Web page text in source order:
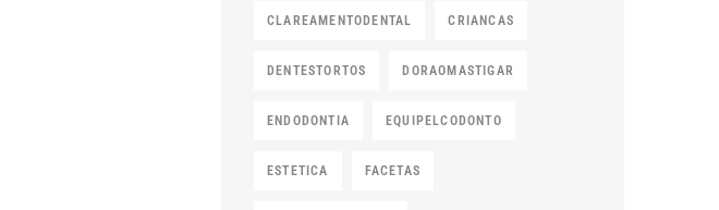
CLAREAMENTODENTAL CRIANCAS
DENTESTORTOS DORAOMASTIGAR
ENDODONTIA EQUIPELCODONTO
ESTETICA FACETAS